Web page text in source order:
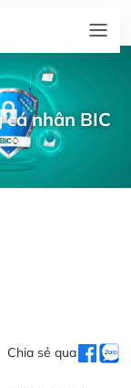
nhân BIC
Chia sẻ qua